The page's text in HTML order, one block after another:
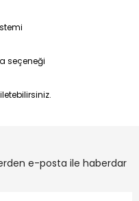
seçeneği
e-posta ile haberdar